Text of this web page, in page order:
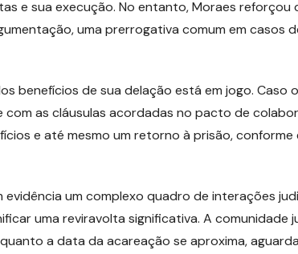
e sua execução. No entanto, Moraes reforçou
uma prerrogativa comum em casos
benefícios de sua delação está em jogo. Caso
com as cláusulas acordadas no pacto de
e até mesmo um retorno à prisão, conforme
um complexo quadro de interações
uma reviravolta significativa. A comunidade
a data da acareação se aproxima,